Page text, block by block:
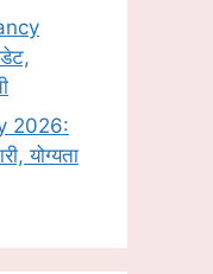
2026:
योग्यता